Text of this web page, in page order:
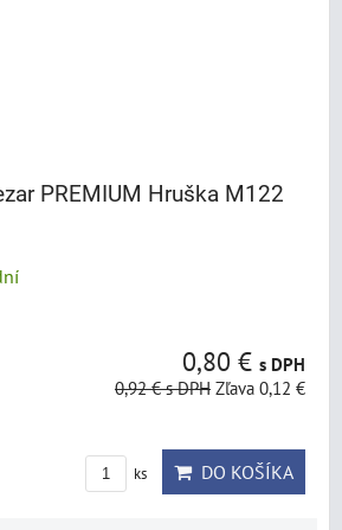
PREMIUM Hruška M122
0,80 € s DPH
0,92 €s DPH Zľava 0,12 €
ks DO KOŠÍKA